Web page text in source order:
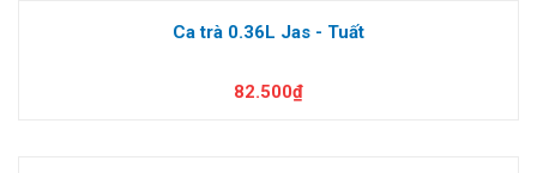
Ca trà 0.36L Jas - Tuất
82.500₫